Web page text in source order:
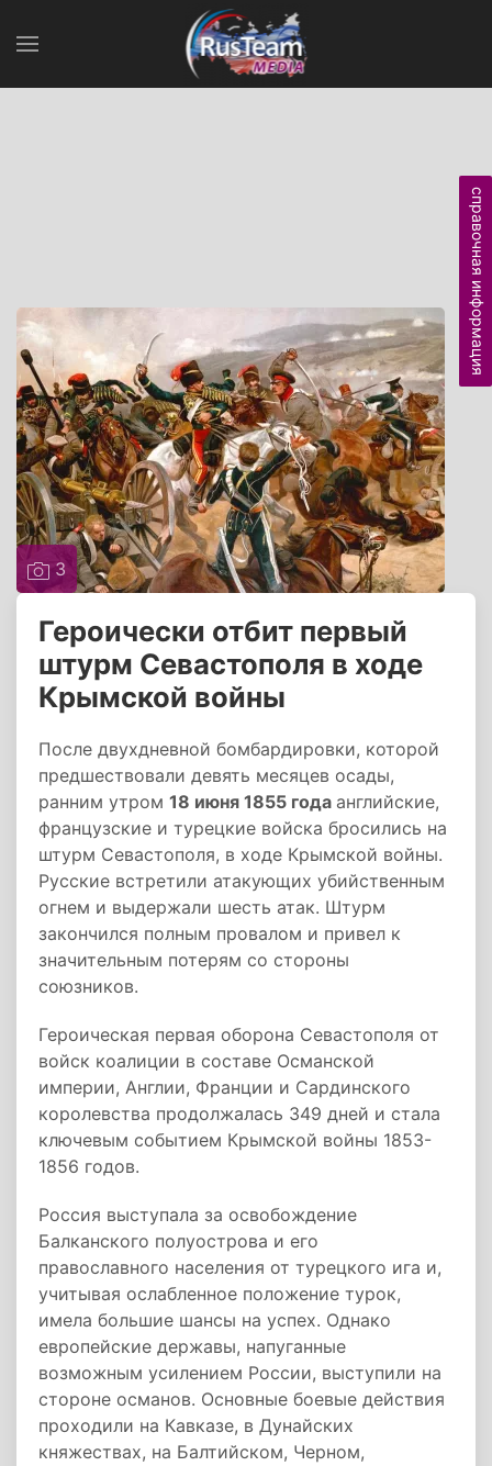
3
Героически отбит первый
штурм Севастополя в ходе
Крымской войны
После двухдневной бомбардировки, которой
предшествовали девять месяцев осады,
ранним утром 18 июня 1855 года английские,
французские и турецкие войска бросились на
штурм Севастополя, в ходе Крымской войны.
Русские встретили атакующих убийственным
огнем и выдержали шесть атак. Штурм
закончился полным провалом и привел к
значительным потерям со стороны
союзников.
Героическая первая оборона Севастополя от
войск коалиции в составе Османской
империи, Англии, Франции и Сардинского
королевства продолжалась 349 дней и стала
ключевым событием Крымской войны 1853-
1856 годов.
Россия выступала за освобождение
Балканского полуострова и его
православного населения от турецкого ига и,
учитывая ослабленное положение турок,
имела большие шансы на успех. Однако
европейские державы, напуганные
возможным усилением России, выступили на
стороне османов. Основные боевые действия
проходили на Кавказе, в Дунайских
княжествах, на Балтийском, Черном,
справочная информация